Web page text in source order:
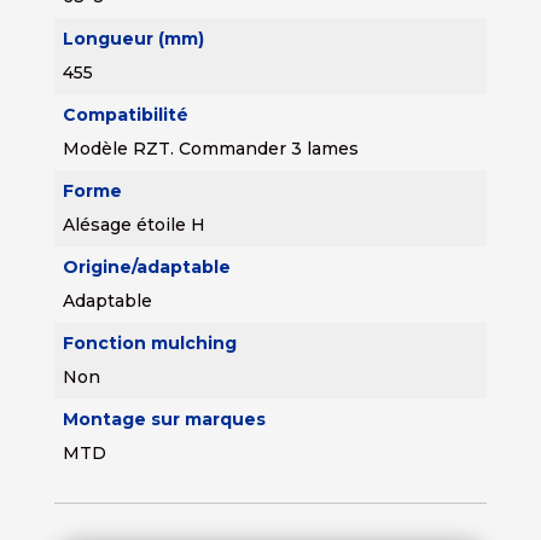
Longueur (mm)
455
Compatibilité
Modèle RZT. Commander 3 lames
Forme
Alésage étoile H
Origine/adaptable
Adaptable
Fonction mulching
Non
Montage sur marques
MTD